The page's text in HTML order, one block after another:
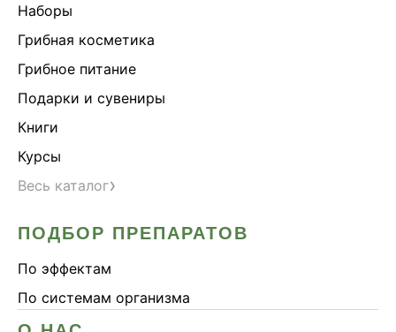
Наборы
Грибная косметика
Грибное питание
Подарки и сувениры
Книги
Курсы
Весь каталог›
ПОДБОР ПРЕПАРАТОВ
По эффектам
По системам организма